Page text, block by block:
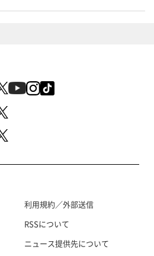
利用規約／外部送信
RSSについて
ニュース提供先について